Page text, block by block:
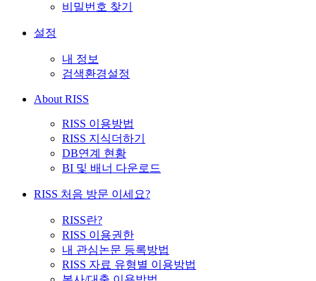
비밀번호 찾기
설정
내 정보
검색환경설정
About RISS
RISS 이용방법
RISS 지식더하기
DB연계 현황
BI 및 배너 다운로드
RISS 처음 방문 이세요?
RISS란?
RISS 이용권한
내 관심논문 등록방법
RISS 자료 유형별 이용방법